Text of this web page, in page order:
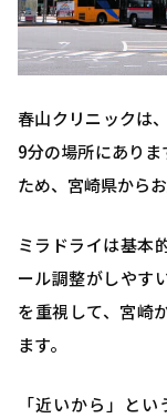
春山クリニックは
9分の場所にあり
ため、宮崎県から
ミラドライは基本
ール調整がしやす
を重視して、宮崎
ます。
「近いから」と